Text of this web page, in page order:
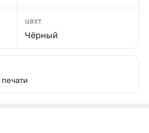
ЦВЕТ
Чёрный
печати